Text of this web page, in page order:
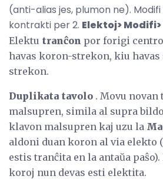
(anti-alias jes, plumon ne).
kontrakti per 2. Elektoj>
Elektu tranĉon por forigi
havas koron-strekon, kiu
strekon.
Duplikata tavolo . Movu
malsupren, simila al supra
klavon malsupren kaj uzu la
aldoni duan koron al via elekto
estis tranĉita en la antaŭa
koroj nun devas esti elektita.